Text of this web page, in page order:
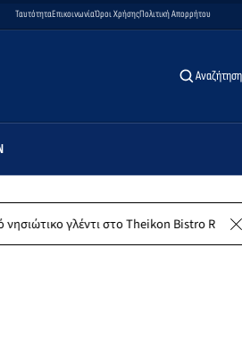
ΤαυτότηταΕπικοινωνίαΌροι ΧρήσηςΠολιτική Απορρήτου
Αναζήτηση
στο Theikon Bistro Restaurant!